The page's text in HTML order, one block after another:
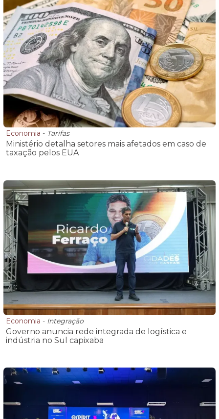
Economia - Tarifas
Ministério detalha setores mais afetados em caso de
taxação pelos EUA
Economia - Integração
Governo anuncia rede integrada de logística e
indústria no Sul capixaba